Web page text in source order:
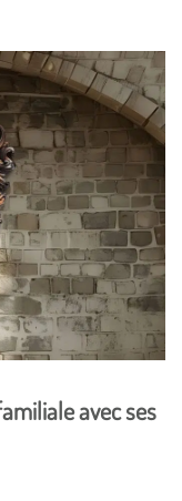
avec ses